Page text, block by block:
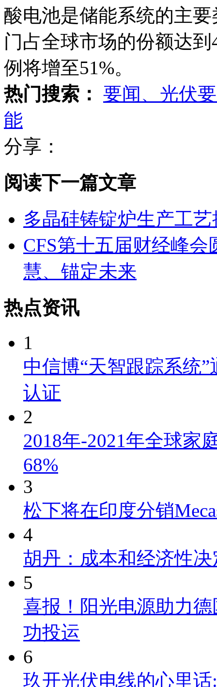
酸电池是储能系统的主
门占全球市场的份额达
例将增至51%。
热门搜索： 要闻、光伏
能
分享：
阅读下一篇文章
多晶硅铸锭炉生产工
CFS第十五届财经峰
慧、锚定未来
热点资讯
1
中信博“天智跟踪系统
认证
2
2018年-2021年全球家
68%
3
松下将在印度分销
4
胡丹：成本和经济性
5
喜报！阳光电源助力
功投运
6
玖开光伏电线的心里